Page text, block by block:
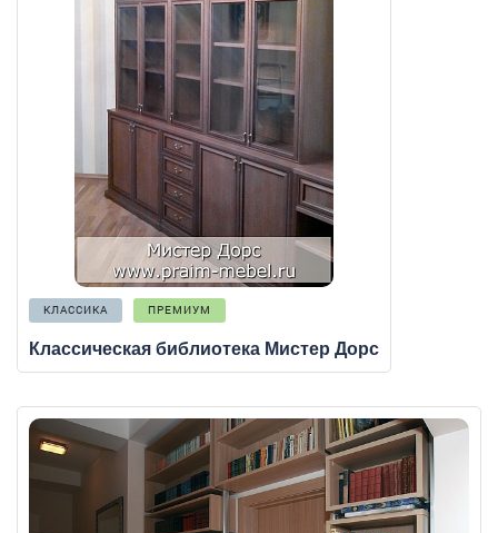
КЛАССИКА ПРЕМИУМ
Классическая библиотека Мистер Дорс